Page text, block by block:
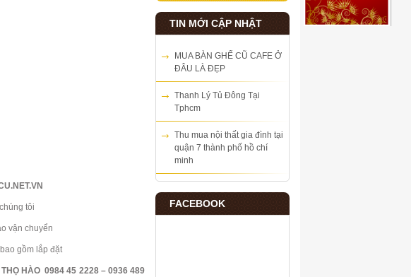
tôi
vận chuyển
gồm lắp đặt
THỌ HÀO 0984 45 2228 – 0936 489
TIN MỚI CẬP NHẬT
MUA BÀN GHẾ CŨ CAFE Ở
ĐÂU LÀ ĐẸP
Thanh Lý Tủ Đông Tại
Tphcm
Thu mua nội thất gia đình tại
quận 7 thành phố hồ chí
minh
FACEBOOK